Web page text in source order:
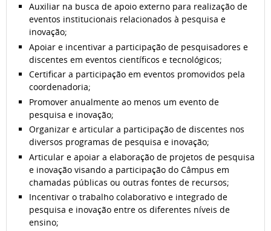
Auxiliar na busca de apoio externo para realização de
eventos institucionais relacionados à pesquisa e
inovação;
Apoiar e incentivar a participação de pesquisadores e
discentes em eventos científicos e tecnológicos;
Certificar a participação em eventos promovidos pela
coordenadoria;
Promover anualmente ao menos um evento de
pesquisa e inovação;
Organizar e articular a participação de discentes nos
diversos programas de pesquisa e inovação;
Articular e apoiar a elaboração de projetos de pesquisa
e inovação visando a participação do Câmpus em
chamadas públicas ou outras fontes de recursos;
Incentivar o trabalho colaborativo e integrado de
pesquisa e inovação entre os diferentes níveis de
ensino;